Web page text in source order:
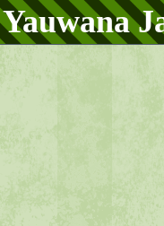
Yauwana